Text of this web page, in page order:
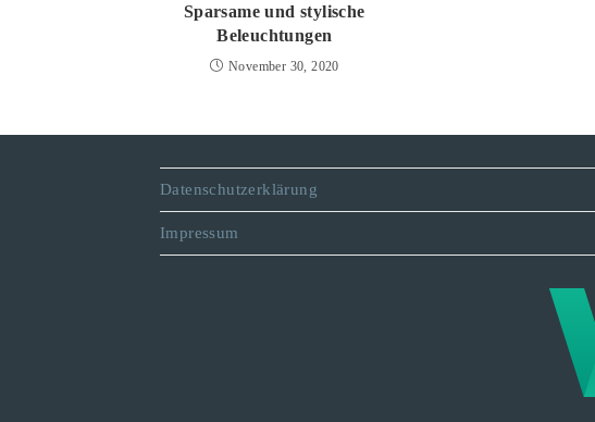
Sparsame und stylische
Beleuchtungen
November 30, 2020
Datenschutzerklärung
Impressum